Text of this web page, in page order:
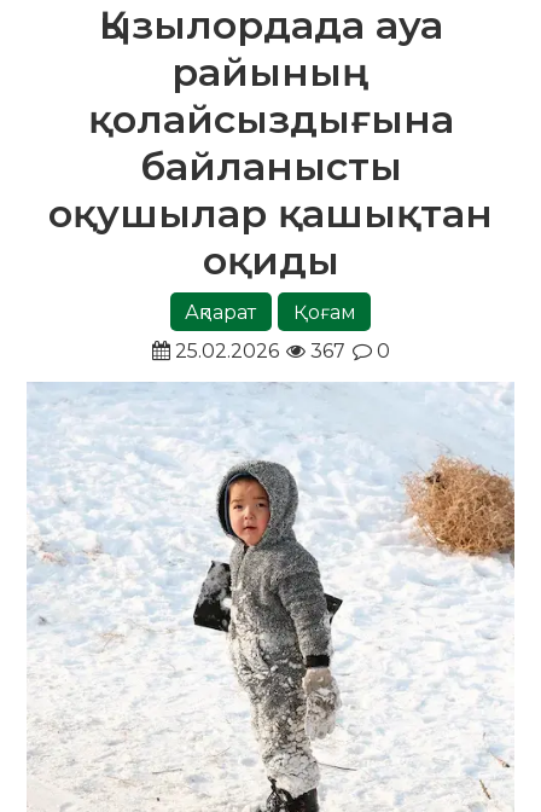
Қызылордада ауа
райының
қолайсыздығына
байланысты
оқушылар қашықтан
оқиды
Ақпарат
Қоғам
25.02.2026
367 0